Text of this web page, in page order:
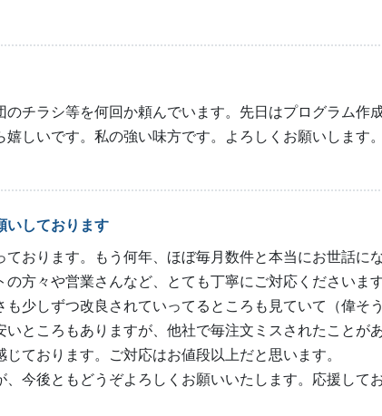
のチラシ等を何回か頼んでいます。先日はプログラム
しいです。私の強い味方です。よろしくお願いします。
いしております
ております。もう何年、ほぼ毎月数件と本当にお世話に
の方々や営業さんなど、とても丁寧にご対応ください
も少しずつ改良されていってるところも見ていて（偉そ
いところもありますが、他社で毎注文ミスされたこと
ております。ご対応はお値段以上だと思います。
、今後ともどうぞよろしくお願いいたします。応援して